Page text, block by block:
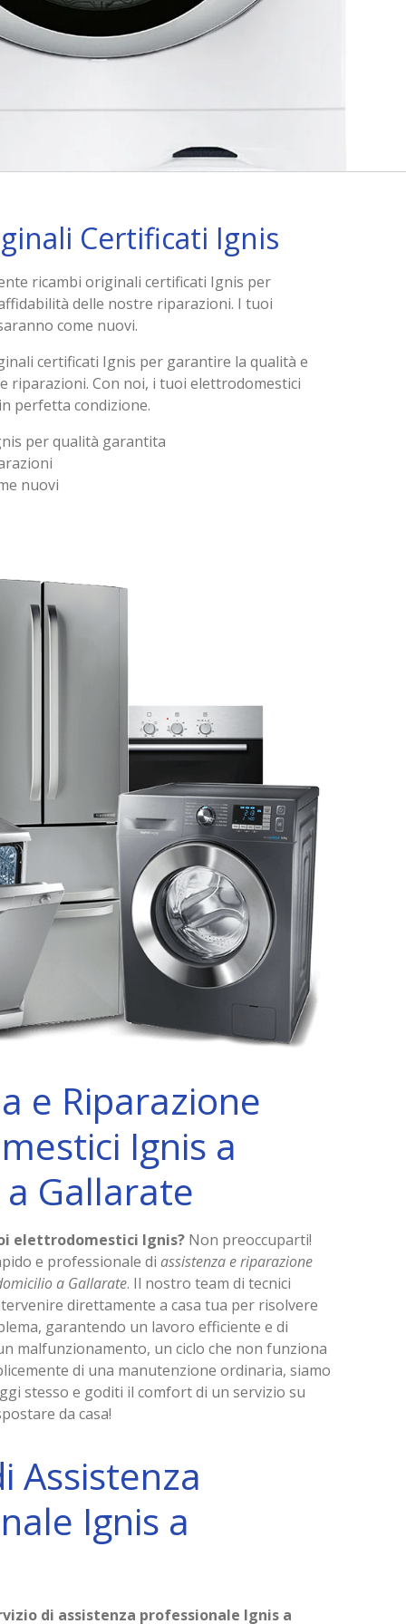
Certificati Ignis
ricambi originali certificati Ignis per
delle nostre riparazioni. I tuoi
come nuovi.
certificati Ignis per garantire la qualità e
riparazioni. Con noi, i tuoi elettrodomestici
perfetta condizione.
per qualità garantita
nuovi
e Riparazione
Ignis a
Gallarate
elettrodomestici Ignis?Non preoccuparti!
e professionale di assistenza e riparazione
a Gallarate. Il nostro team di tecnici
direttamente a casa tua per risolvere
garantendo un lavoro efficiente e di
malfunzionamento, un ciclo che non funziona
di una manutenzione ordinaria, siamo
stesso e goditi il comfort di un servizio su
da casa!
Assistenza
Ignis a
di assistenza professionale Ignis a